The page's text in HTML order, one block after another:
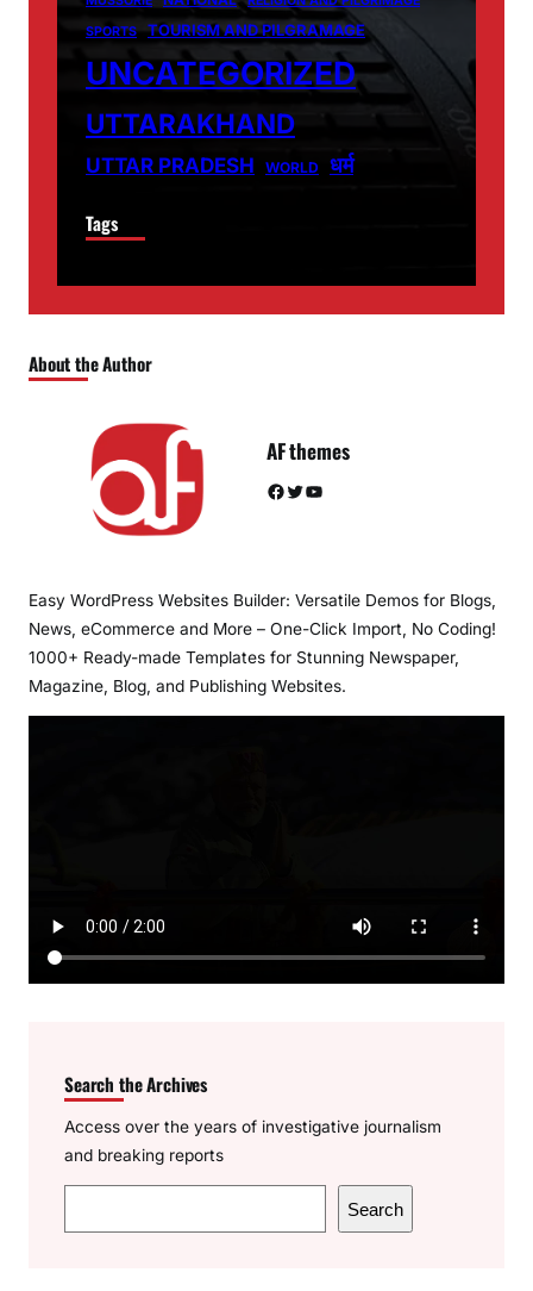
SPORTS
TOURISM AND PILGRAMAGE
UNCATEGORIZED
UTTARAKHAND
UTTAR PRADESH WORLD धर्म
Tags
About the Author
AF themes
Facebook Twitter YouTube
Easy WordPress Websites Builder: Versatile Demos for Blogs,
News, eCommerce and More – One-Click Import, No Coding!
1000+ Ready-made Templates for Stunning Newspaper,
Magazine, Blog, and Publishing Websites.
Search the Archives
Access over the years of investigative journalism
and breaking reports
e
Search